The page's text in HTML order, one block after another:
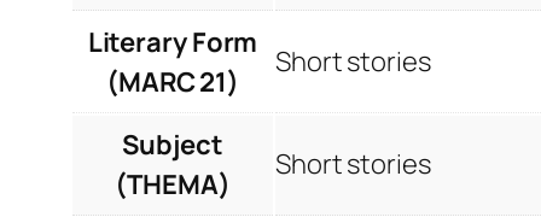
Literary Form
(MARC 21)
Short stories
Subject
(THEMA)
Short stories